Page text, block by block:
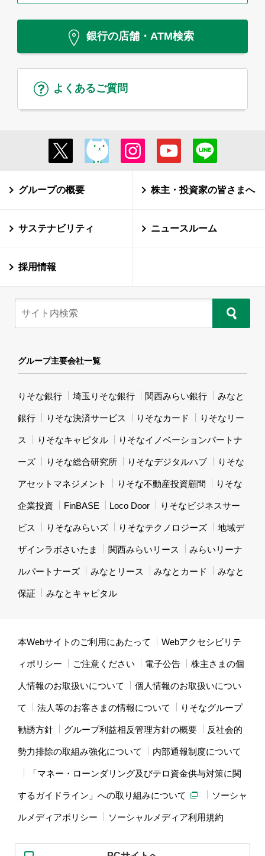
銀行の店舗・ATM検索
よくあるご質問
グループの概要 株主・投資家の皆さまへ
サステナビリティ ニュースルーム
採用情報
グループ主要会社一覧
りそな銀行 埼玉りそな銀行 関西みらい銀行 みなと
銀行 りそな決済サービス りそなカード りそなリー
ス りそなキャピタル りそなイノベーションパートナ
ーズ りそな総合研究所 りそなデジタルハブ りそな
アセットマネジメント りそな不動産投資顧問 りそな
企業投資 FinBASE Loco Door りそなビジネスサー
ビス りそなみらいズ りそなテクノロジーズ 地域デ
ザインラボさいたま 関西みらいリース みらいリーナ
ルパートナーズ みなとリース みなとカード みなと
保証 みなとキャピタル
本Webサイトのご利用にあたって Webアクセシビリテ
ィポリシー ご注意ください 電子公告 株主さまの個
人情報のお取扱いについて 個人情報のお取扱いについ
て 法人等のお客さまの情報について りそなグループ
勧誘方針 グループ利益相反管理方針の概要 反社会的
勢力排除の取組み強化について 内部通報制度について
「マネー・ローンダリング及びテロ資金供与対策に関
するガイドライン」への取り組みについて ソーシャ
ルメディアポリシー ソーシャルメディア利用規約